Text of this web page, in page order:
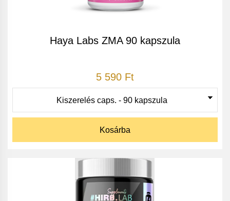
Haya Labs ZMA 90 kapszula
5 590 Ft
Kosárba